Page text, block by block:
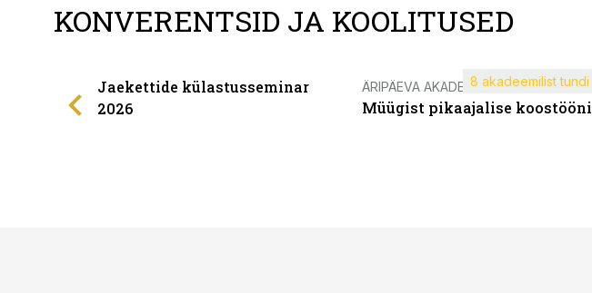
KONVERENTSID JA KOOLITUSED
Jaekettide külastusseminar
2026
ÄRIPÄEVA AKADEEMIA
Müügist pikaajalise koostööni
8 akadeemilist tundi